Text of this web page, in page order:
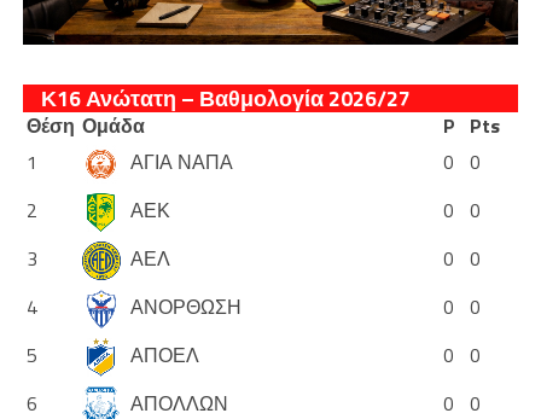
Κ16 Ανώτατη – Βαθμολογία 2026/27
Θέση Ομάδα P Pts
1
ΑΓΙΑ ΝΑΠΑ 0 0
2
ΑΕΚ 0 0
3
ΑΕΛ 0 0
4
ΑΝΟΡΘΩΣΗ 0 0
5
ΑΠΟΕΛ 0 0
6
ΑΠΟΛΛΩΝ 0 0